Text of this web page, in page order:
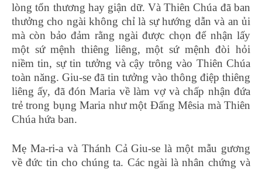
lòng tổn thương hay giận dữ. Và Thiên Chúa đã ban
thưởng cho ngài không chỉ là sự hướng dẫn và an ủi
mà còn bảo đảm rằng ngài được chọn để nhận lấy
một sứ mệnh thiêng liêng, một sứ mệnh đòi hỏi
niềm tin, sự tin tưởng và cậy trông vào Thiên Chúa
toàn năng. Giu-se đã tin tưởng vào thông điệp thiêng
liêng ấy, đã đón Maria về làm vợ và chấp nhận đứa
trẻ trong bụng Maria như một Đấng Mêsia mà Thiên
Chúa hứa ban.
Mẹ Ma-ri-a và Thánh Cả Giu-se là một mẫu gương
về đức tin cho chúng ta. Các ngài là nhân chứng và